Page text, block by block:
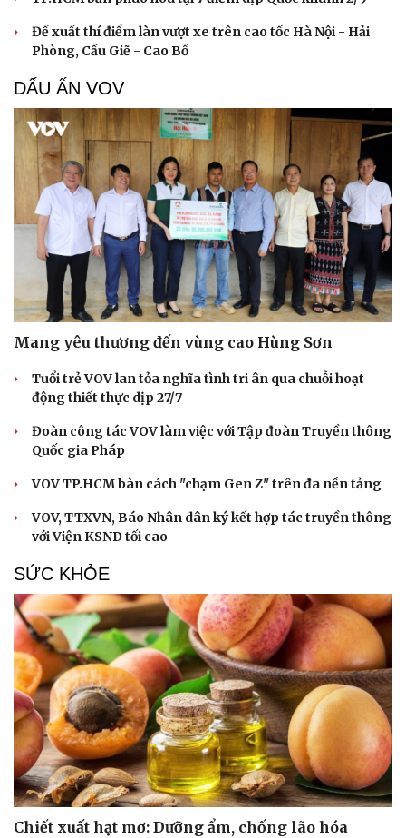
Cải chính
Đề xuất thí điểm làn vượt xe trên cao tốc Hà Nội - Hải
Phòng, Cầu Giẽ - Cao Bồ
DẤU ẤN VOV
Mang yêu thương đến vùng cao Hùng Sơn
Tuổi trẻ VOV lan tỏa nghĩa tình tri ân qua chuỗi hoạt
động thiết thực dịp 27/7
Đoàn công tác VOV làm việc với Tập đoàn Truyền thông
Quốc gia Pháp
VOV TP.HCM bàn cách "chạm Gen Z" trên đa nền tảng
VOV, TTXVN, Báo Nhân dân ký kết hợp tác truyền thông
với Viện KSND tối cao
SỨC KHỎE
Chiết xuất hạt mơ: Dưỡng ẩm, chống lão hóa